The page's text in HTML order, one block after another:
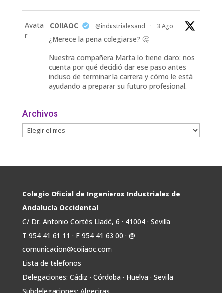
Avata
r
COIIAOC @industrialesand · 3 Ago
¿Merece la pena colegiarse? 🤔
Nuestra compañera Marta lo tiene claro: nos
cuenta por qué decidió dar ese paso antes
incluso de terminar la carrera y cómo le está
ayudando a preparar su futuro profesional.
🤝 Contacto con profesionales y empresas.
💼
r
🏎️ Fórmula Gades, la escudería de la
@univcadiz, presenta el G26, un monoplaza
más ligero, sostenible y adaptado a la nueva
normativa de Formula Student 30 julio 2026.
En la presentación, que tuvo lugar este
miércoles, estuvieron presentes María Luisa
Bea, Presidenta delegada
Archivos
Colegio Oficial de Ingenieros Industriales de
Andalucía Occidental
C/ Dr. Antonio Cortés Lladó, 6 · 41004 · Sevilla
T 954 41 61 11 · F 954 41 63 00 · @
comunicacion@coiiaoc.com
Lista de telefonos
Delegaciones: Cádiz · Córdoba · Huelva · Sevilla
Subdelegaciones: Algeciras